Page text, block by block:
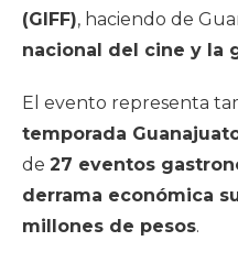
(GIFF), haciendo de
nacional del cine y la
El evento representa
temporada
de 27 eventos
derrama económica
millones de pesos.